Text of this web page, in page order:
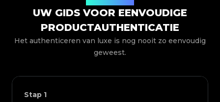
UW GIDS VOOR EENVOUDIGE
PRODUCTAUTHENTICATIE
Het authenticeren van luxe is nog nooit zo eenvoudig
geweest.
Stap 1